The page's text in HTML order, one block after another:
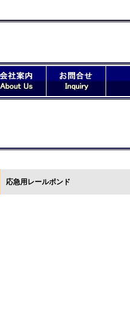
応急用レールボンド